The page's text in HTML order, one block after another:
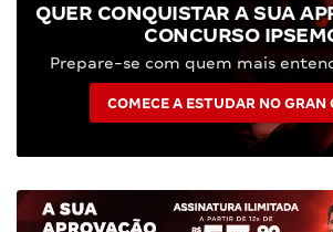
QUER CONQUISTAR A SUA
CONCURSO
Prepare-se com quem mais
COMECE A ESTUDAR NO GRAN